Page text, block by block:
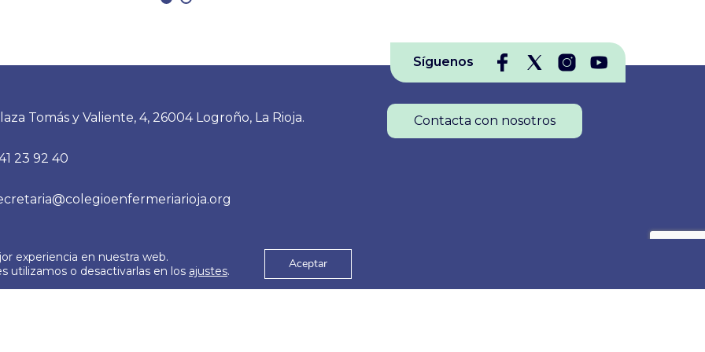
Síguenos
Tomás y Valiente, 4, 26004 Logroño, La Rioja.
23 92 40
Contacta con nosotros
© 2026
Aviso Legal
experiencia en nuestra web.
utilizamos o desactivarlas en los ajustes. Aceptar